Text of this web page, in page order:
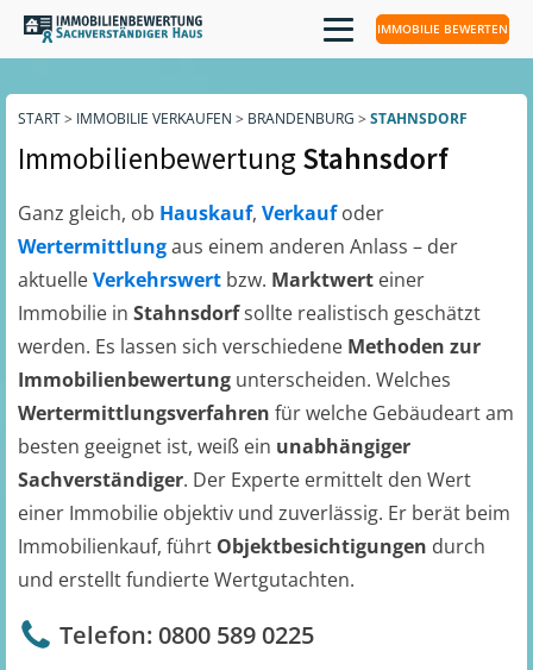
IMMOBILIE BEWERTEN
START> IMMOBILIE VERKAUFEN > BRANDENBURG > STAHNSDORF
ImmobilienbewertungStahnsdorf
Ganz gleich, ob Hauskauf, Verkaufoder
Wertermittlungaus einem anderen Anlass – der
aktuelleVerkehrswert bzw. Marktwert einer
Immobilie in Stahnsdorfsollte realistisch geschätzt
werden. Es lassen sich verschiedene Methoden zur
Immobilienbewertung unterscheiden. Welches
Wertermittlungsverfahren für welche Gebäudeart am
besten geeignet ist, weiß ein unabhängiger
Sachverständiger. Der Experte ermittelt den Wert
einer Immobilie objektiv und zuverlässig. Er berät beim
Immobilienkauf, führt Objektbesichtigungen durch
und erstellt fundierte Wertgutachten.
Telefon: 0800 589 0225